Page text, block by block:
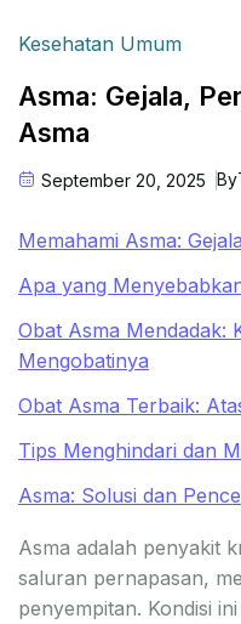
Kesehatan Umum
Asma: Gejala,
Asma
September 20, 2025 By
Memahami Asma:
Apa yang
Obat Asma Mendadak:
Mengobatinya
Obat Asma Terbaik:
Tips Menghindari dan
Asma: Solusi dan
Asma adalah penyakit
saluran pernapasan,
penyempitan. Kondisi